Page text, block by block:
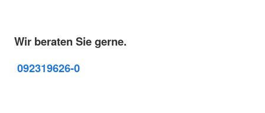
Wir beraten Sie gerne.
092319626-0